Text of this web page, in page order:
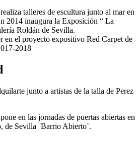
talleres de escultura junto al mar en
2014 inaugura la Exposición “ La
Roldán de Sevilla.
en el proyecto expositivo Red Carpet de
2018
junto a artistas de la talla de Perez
en las jornadas de puertas abiertas en
de Sevilla ¨Barrio Abierto¨.